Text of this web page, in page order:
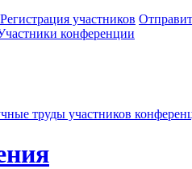
Регистрация участников
конференции
труды участников